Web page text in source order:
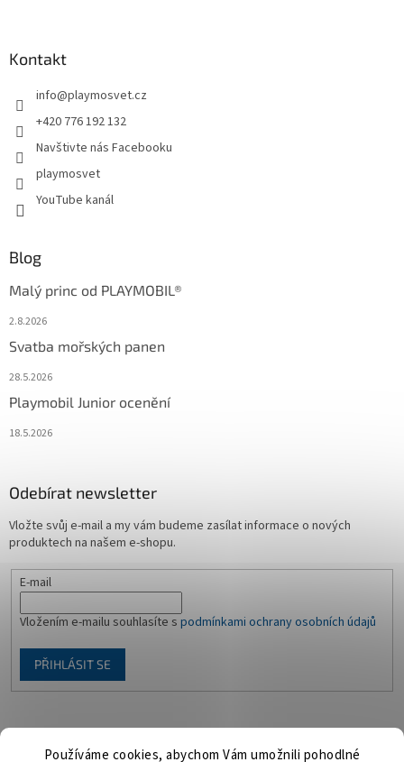
Používáme cookies, abychom Vám umožnili pohodlné
Kontakt
info@playmosvet.cz
+420 776 192 132
Navštivte nás Facebooku
playmosvet
YouTube kanál
Blog
Malý princ od PLAYMOBIL®
2.8.2026
Svatba mořských panen
28.5.2026
Playmobil Junior ocenění
18.5.2026
Odebírat newsletter
Vložte svůj e-mail a my vám budeme zasílat informace o nových
produktech na našem e-shopu.
E-mail
Vložením e-mailu souhlasíte s podmínkami ochrany osobních údajů
PŘIHLÁSIT SE
Facebook